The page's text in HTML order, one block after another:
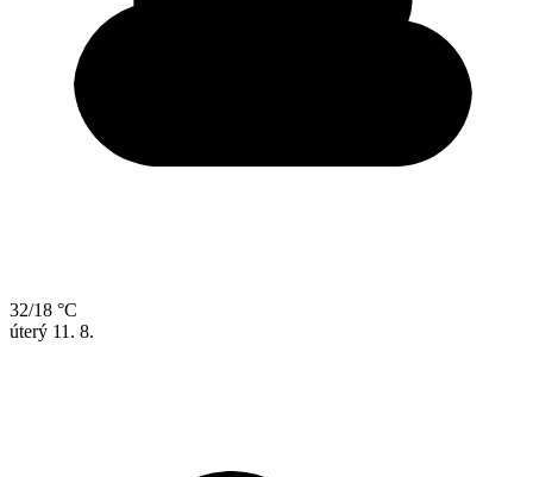
32/18 °C
úterý 11. 8.